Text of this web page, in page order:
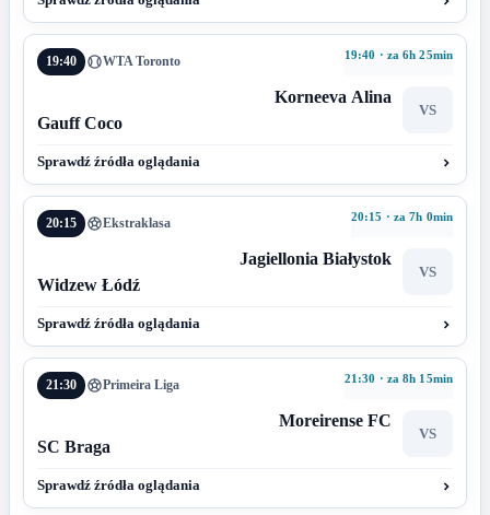
19:40 WTA Toronto 19:40 · za 6h 25min
Korneeva Alina
VS
Gauff Coco
Sprawdź źródła oglądania
20:15 Ekstraklasa 20:15 · za 7h 0min
Jagiellonia Białystok
VS
Widzew Łódź
Sprawdź źródła oglądania
21:30 Primeira Liga 21:30 · za 8h 15min
Moreirense FC
VS
SC Braga
Sprawdź źródła oglądania